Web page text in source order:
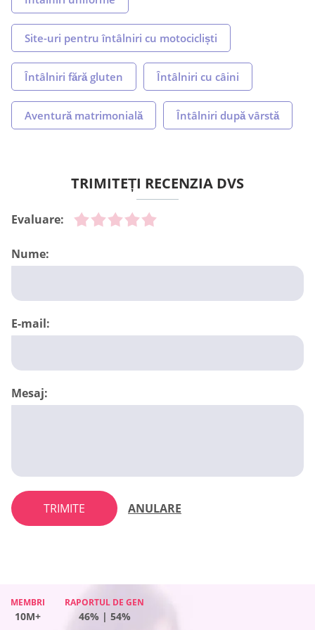
Site-uri pentru întâlniri cu motocicliști
Întâlniri fără gluten Întâlniri cu câini
Aventură matrimonială Întâlniri după vârstă
TRIMITEȚI RECENZIA DVS
Evaluare:
Nume:
E-mail:
Mesaj:
TRIMITE ANULARE
MEMBRI RAPORTUL DE GEN
50% | 50%
MEMBRI
10M+
RAPORTUL DE GEN
46% | 54%
MEMBRI
10M+
RAPORTUL DE GEN
54% | 46%
MEMBRI
10M+
RAPORTUL DE GEN
59% | 41%